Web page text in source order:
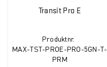
Transit Pro E
Produktnr.
MAX-TST-PROE-PRO-5GN-T-
PRM